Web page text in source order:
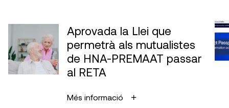
Aprovada la Llei que
permetrà als mutualistes
de HNA-PREMAAT passar
al RETA
Més informació